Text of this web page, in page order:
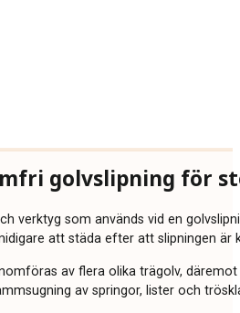
golvslipning för
verktyg som används vid en
att städa efter att slipningen är
av flera olika trägolv,
av springor, lister och